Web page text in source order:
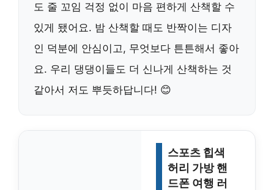
도 줄 꼬임 걱정 없이 마음 편하게 산책할 수
있게 됐어요. 밤 산책할 때도 반짝이는 디자
인 덕분에 안심이고, 무엇보다 튼튼해서 좋아
요. 우리 댕댕이들도 더 신나게 산책하는 것
같아서 저도 뿌듯하답니다! 😊
스포츠 힙색
허리 가방 핸
드폰 여행 러